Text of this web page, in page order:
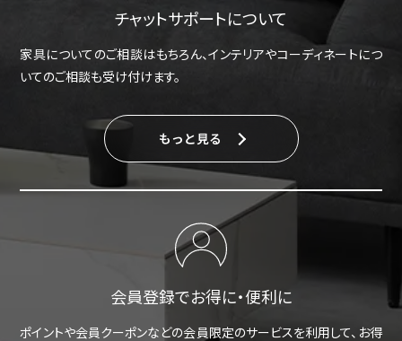
チャットサポートについて
家具についてのご相談はもちろん、インテリアやコーディネートにつ
いてのご相談も受け付けます。
もっと見る
会員登録でお得に・便利に
ポイントや会員クーポンなどの会員限定のサービスを利用して、お得